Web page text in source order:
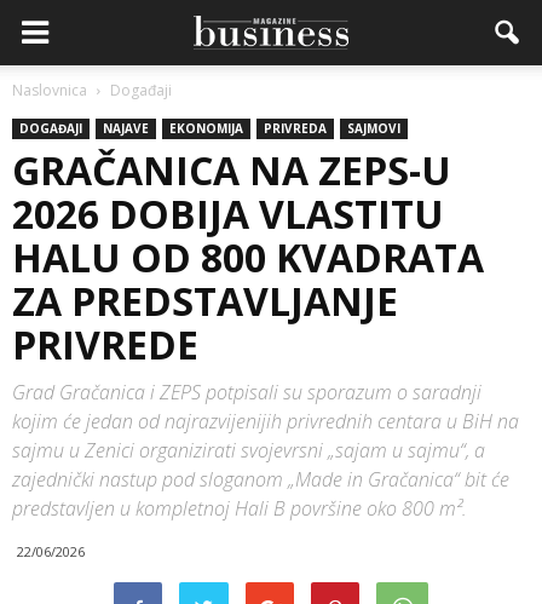
Naslovnica Događaji
DOGAĐAJI NAJAVE EKONOMIJA PRIVREDA SAJMOVI
GRAČANICA NA ZEPS-U
2026 DOBIJA VLASTITU
HALU OD 800 KVADRATA
ZA PREDSTAVLJANJE
PRIVREDE
Grad Gračanica i ZEPS potpisali su sporazum o saradnji
kojim će jedan od najrazvijenijih privrednih centara u BiH na
sajmu u Zenici organizirati svojevrsni „sajam u sajmu“, a
zajednički nastup pod sloganom „Made in Gračanica“ bit će
predstavljen u kompletnoj Hali B površine oko 800 m².
22/06/2026